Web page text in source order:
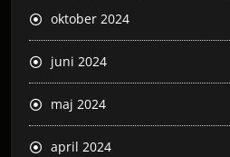
oktober 2024
juni 2024
maj 2024
april 2024